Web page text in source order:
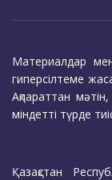
Материалдар
гиперсілтеме
Ақпараттан
міндетті түрде
Қазақстан